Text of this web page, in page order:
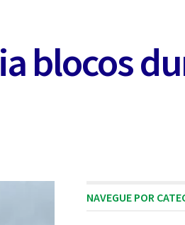
blocos
NAVEGUE POR